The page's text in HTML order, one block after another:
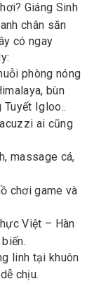
Giáng Sinh
chân săn
có ngay
phòng nóng
bùn
Tuyết Igloo..
ai cũng
massage cá,
chơi game và
Việt – Hàn
linh tại khuôn
chịu.